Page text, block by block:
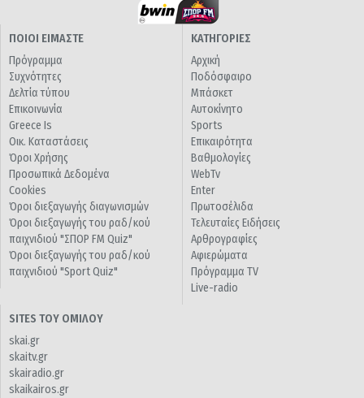
ΠΟΙΟΙ ΕΙΜΑΣΤΕ
Πρόγραμμα
Συχνότητες
Δελτία τύπου
Επικοινωνία
Greece Is
Οικ. Καταστάσεις
Όροι Χρήσης
Προσωπικά Δεδομένα
Cookies
Όροι διεξαγωγής διαγωνισμών
Όροι διεξαγωγής του ραδ/κού
παιχνιδιού "ΣΠΟΡ FM Quiz"
Όροι διεξαγωγής του ραδ/κού
παιχνιδιού "Sport Quiz"
ΚΑΤΗΓΟΡΙΕΣ
Αρχική
Ποδόσφαιρο
Μπάσκετ
Αυτοκίνητο
Sports
Επικαιρότητα
Βαθμολογίες
WebTv
Enter
Πρωτοσέλιδα
Τελευταίες Ειδήσεις
Αρθρογραφίες
Αφιερώματα
Πρόγραμμα TV
Live-radio
SITES ΤΟΥ ΟΜΙΛΟΥ
skai.gr
skaitv.gr
skairadio.gr
skaikairos.gr